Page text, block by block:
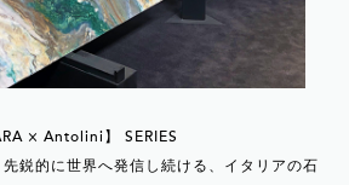
× Antolini】 SERIES
鋭的に世界へ発信し続ける、イタリアの石